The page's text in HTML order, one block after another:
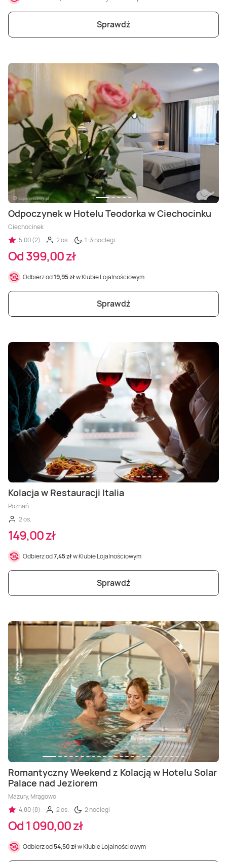
Sprawdź
Odpoczynek w Hotelu Teodorka w Ciechocinku
Ciechocinek
5,00 (2)
2 os. 1-3 noclegi
Od 399,00 zł
Odbierz od19,95 złw Klubie Lojalnościowym
Sprawdź
Kolacja w Restauracji Italia
Poznań
2 os.
149,00 zł
Odbierz od7,45 złw Klubie Lojalnościowym
Sprawdź
Romantyczny Weekend z Kolacją w Hotelu Solar
Palace nad Jeziorem
Mazury, Mrągowo
4,80 (8)
2 os. 2 noclegi
Od 1 090,00 zł
Odbierz od54,50 złw Klubie Lojalnościowym